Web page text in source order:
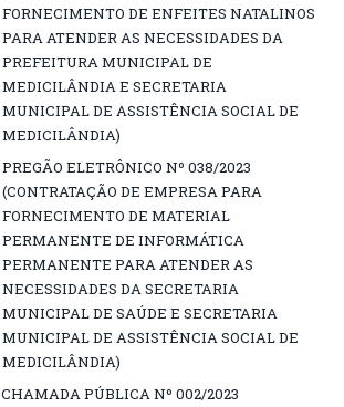
FORNECIMENTO DE ENFEITES NATALINOS
PARA ATENDER AS NECESSIDADES DA
PREFEITURA MUNICIPAL DE
MEDICILÂNDIA E SECRETARIA
MUNICIPAL DE ASSISTÊNCIA SOCIAL DE
MEDICILÂNDIA)
PREGÃO ELETRÔNICO Nº 038/2023
(CONTRATAÇÃO DE EMPRESA PARA
FORNECIMENTO DE MATERIAL
PERMANENTE DE INFORMÁTICA
PERMANENTE PARA ATENDER AS
NECESSIDADES DA SECRETARIA
MUNICIPAL DE SAÚDE E SECRETARIA
MUNICIPAL DE ASSISTÊNCIA SOCIAL DE
MEDICILÂNDIA)
CHAMADA PÚBLICA Nº 002/2023